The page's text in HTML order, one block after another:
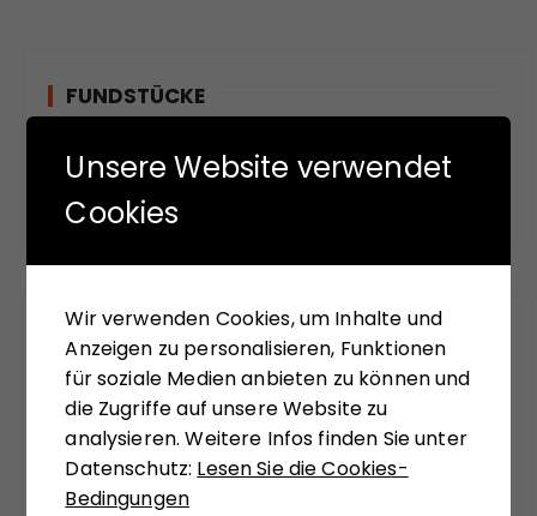
FUNDSTÜCKE
Das meinen andere.
FÜR SIE GELESEN
Mit seinem neuen Buch "Aufstieg der Rechten,
Abstieg der Linken" versucht Hans-Jürgen Arlt
die hochaktuelle Frage zu beantworten,
weshalb in modernen Ländern faschistische
Unsere Website verwendet
Cookies
Wir verwenden Cookies, um Inhalte und
Anzeigen zu personalisieren, Funktionen
für soziale Medien anbieten zu können und
die Zugriffe auf unsere Website zu
analysieren. Weitere Infos finden Sie unter
Datenschutz: Lesen Sie die Cookies-
Bedingungen